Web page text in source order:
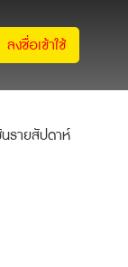
ลงชื่อเข้าใช้
นรายสัปดาห์